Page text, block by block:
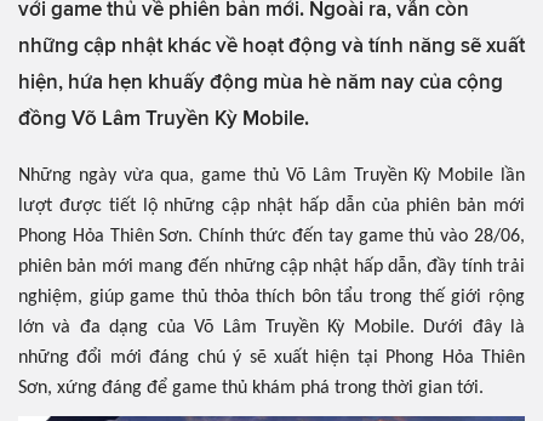
với game thủ về phiên bản mới. Ngoài ra, vẫn còn
những cập nhật khác về hoạt động và tính năng sẽ xuất
hiện, hứa hẹn khuấy động mùa hè năm nay của cộng
đồng Võ Lâm Truyền Kỳ Mobile.
Những ngày vừa qua, game thủ Võ Lâm Truyền Kỳ Mobile lần
lượt được tiết lộ những cập nhật hấp dẫn của phiên bản mới
Phong Hỏa Thiên Sơn. Chính thức đến tay game thủ vào 28/06,
phiên bản mới mang đến những cập nhật hấp dẫn, đầy tính trải
nghiệm, giúp game thủ thỏa thích bôn tẩu trong thế giới rộng
lớn và đa dạng của Võ Lâm Truyền Kỳ Mobile. Dưới đây là
những đổi mới đáng chú ý sẽ xuất hiện tại Phong Hỏa Thiên
Sơn, xứng đáng để game thủ khám phá trong thời gian tới.